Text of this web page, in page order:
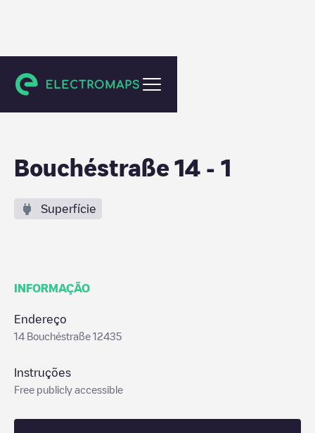
Berlin
Bouchéstraße 14 - 1
Superfície
INFORMAÇÃO
Endereço
14 Bouchéstraße 12435
Instruções
Free publicly accessible